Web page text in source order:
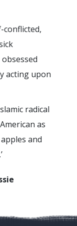
conflicted,
acting upon
radical
as
and